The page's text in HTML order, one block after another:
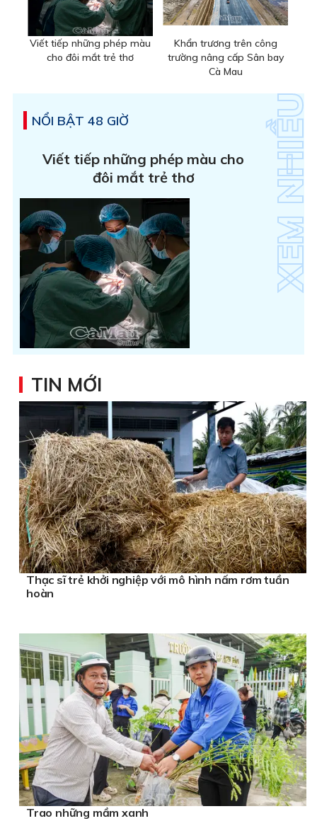
Viết tiếp những phép màu
cho đôi mắt trẻ thơ
Khẩn trương trên công
trường nâng cấp Sân bay
Cà Mau
NỔI BẬT 48 GIỜ
Viết tiếp những phép màu cho
đôi mắt trẻ thơ
TIN MỚI
Thạc sĩ trẻ khởi nghiệp với mô hình nấm rơm tuần
hoàn
Trao những mầm xanh